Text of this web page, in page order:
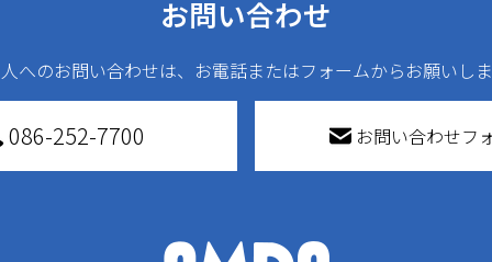
お問い合わせ
へのお問い合わせは、お電話またはフォームからお願いしま
086-252-7700 お問い合わせフ